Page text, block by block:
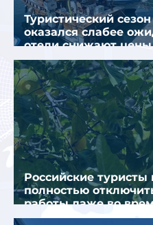
Туристический
оказался слабее
отели снижают
загрузка остается
Российские туристы
полностью
работы даже во
в Турции